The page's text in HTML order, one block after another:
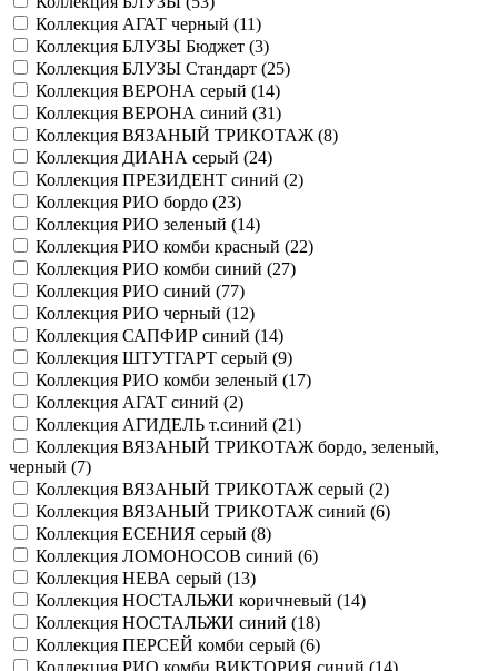
Коллекция АГАТ черный (11)
Коллекция БЛУЗЫ Бюджет (3)
Коллекция БЛУЗЫ Стандарт (25)
Коллекция ВЕРОНА серый (14)
Коллекция ВЕРОНА синий (31)
Коллекция ВЯЗАНЫЙ ТРИКОТАЖ (8)
Коллекция ДИАНА серый (24)
Коллекция ПРЕЗИДЕНТ синий (2)
Коллекция РИО бордо (23)
Коллекция РИО зеленый (14)
Коллекция РИО комби красный (22)
Коллекция РИО комби синий (27)
Коллекция РИО синий (77)
Коллекция РИО черный (12)
Коллекция САПФИР синий (14)
Коллекция ШТУТГАРТ серый (9)
Коллекция РИО комби зеленый (17)
Коллекция АГАТ синий (2)
Коллекция АГИДЕЛЬ т.синий (21)
Коллекция ВЯЗАНЫЙ ТРИКОТАЖ бордо, зеленый,
черный (7)
Коллекция ВЯЗАНЫЙ ТРИКОТАЖ серый (2)
Коллекция ВЯЗАНЫЙ ТРИКОТАЖ синий (6)
Коллекция ЕСЕНИЯ серый (8)
Коллекция ЛОМОНОСОВ синий (6)
Коллекция НЕВА серый (13)
Коллекция НОСТАЛЬЖИ коричневый (14)
Коллекция НОСТАЛЬЖИ синий (18)
Коллекция ПЕРСЕЙ комби серый (6)
Коллекция РИО комби ВИКТОРИЯ синий (14)